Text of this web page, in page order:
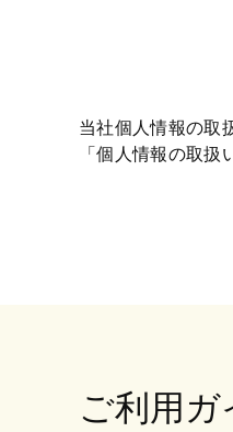
当社個人情報の取
「個人情報の取扱
ご利用ガ